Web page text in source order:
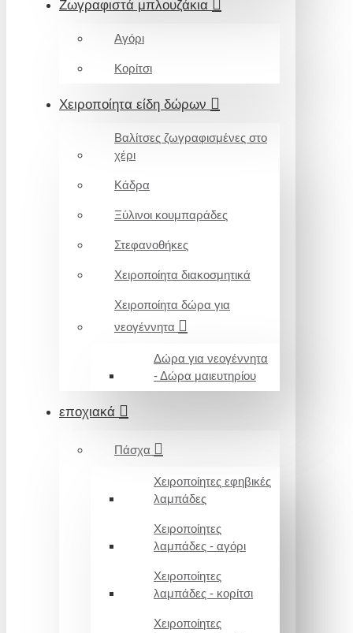
Ζωγραφιστά μπλουζάκια
Αγόρι
Κορίτσι
Χειροποίητα είδη δώρων
Βαλίτσες ζωγραφισμένες στο
χέρι
Κάδρα
Ξύλινοι κουμπαράδες
Στεφανοθήκες
Χειροποίητα διακοσμητικά
Χειροποίητα δώρα για
νεογέννητα
Δώρα για νεογέννητα
- Δώρα μαιευτηρίου
εποχιακά
Πάσχα
Χειροποίητες εφηβικές
λαμπάδες
Χειροποίητες
λαμπάδες - αγόρι
Χειροποίητες
λαμπάδες - κορίτσι
Χειροποίητες